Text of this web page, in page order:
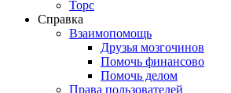
Торс
Справка
Взаимопомощь
Друзья мозгочинов
Помочь финансово
Помочь делом
Права пользователей